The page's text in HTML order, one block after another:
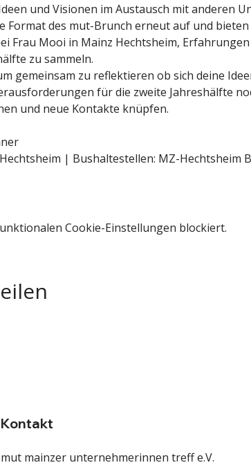
und Visionen im Austausch mit anderen
Format des mut-Brunch erneut auf und bieten
Frau Mooi in Mainz Hechtsheim,
zu sammeln.
gemeinsam zu reflektieren ob sich deine
für die zweite Jahreshälfte
und neue Kontakte knüpfen.
| Bushaltestellen: MZ-Hechtsheim
Cookie-Einstellungen blockiert.
Kontakt
mut mainzer unternehmerinnen treff e.V.